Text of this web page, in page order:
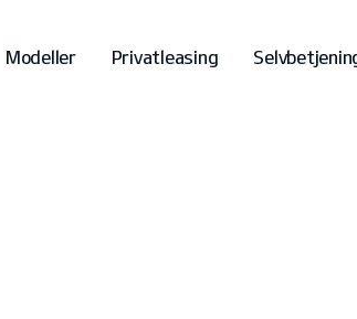
Modeller Privatleasing